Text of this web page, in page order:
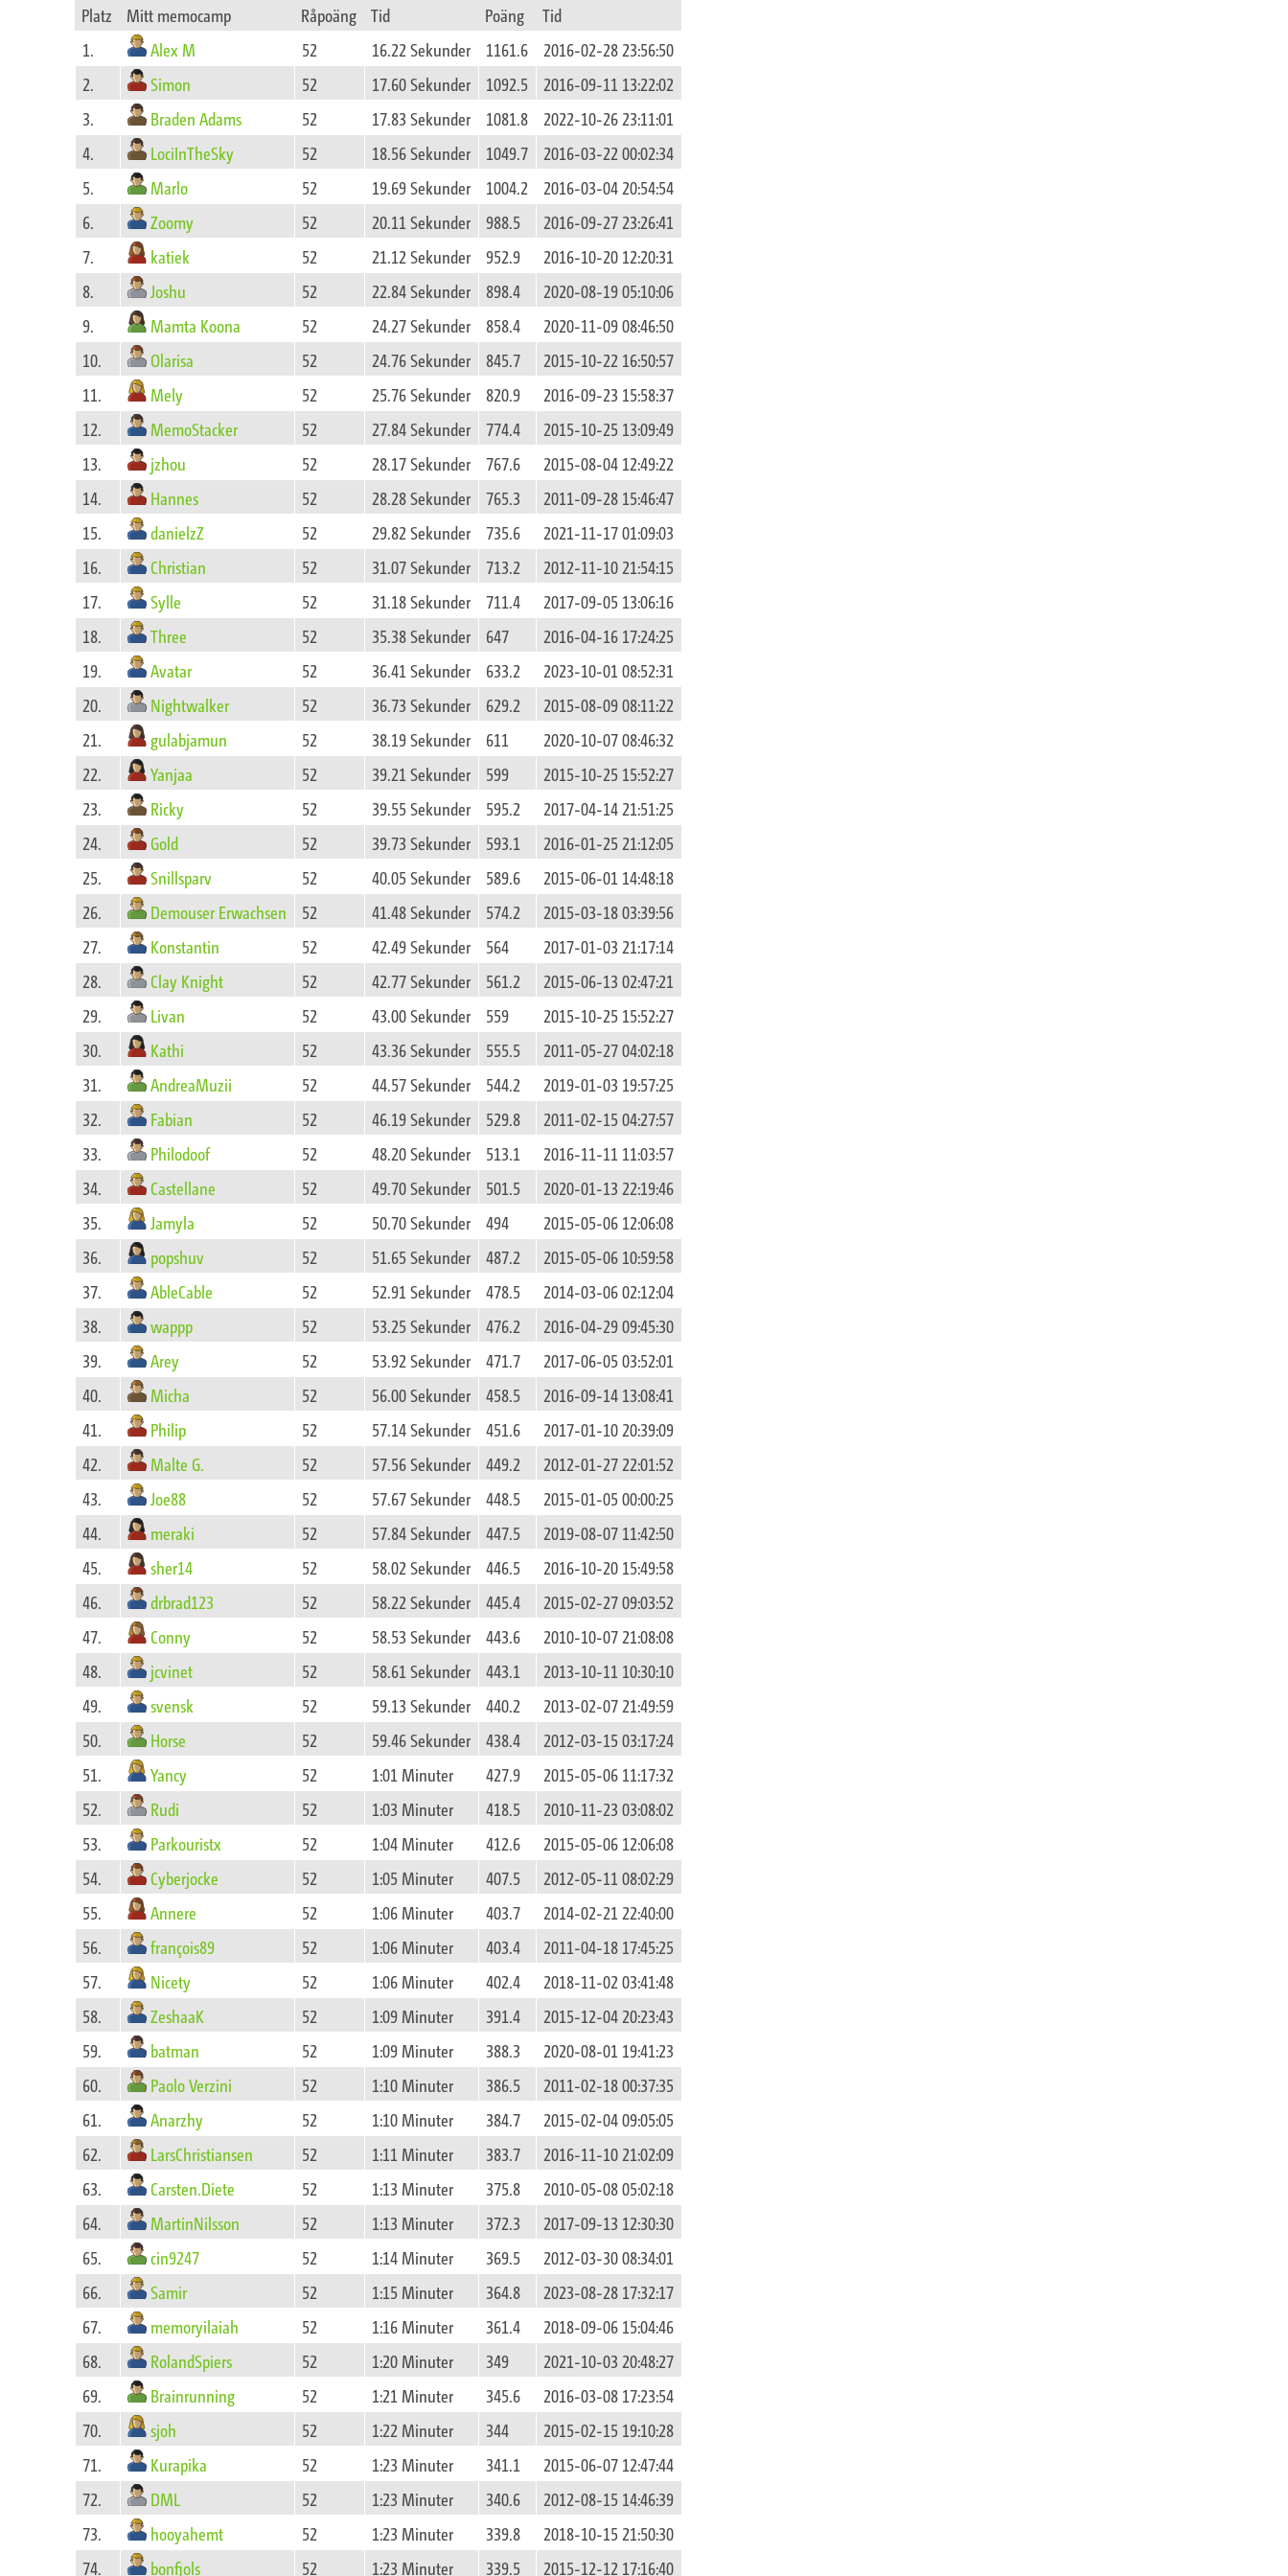
Platz Mitt memocamp Råpoäng Tid Poäng
Tid
1.
Alex M 52 16.22 Sekunder 1161.6
2016-02-28 23:56:50
2.
Simon 52 17.60 Sekunder 1092.5
2016-09-11 13:22:02
3.
Braden Adams 52 17.83 Sekunder 1081.8
2022-10-26 23:11:01
4.
LociInTheSky 52 18.56 Sekunder 1049.7
2016-03-22 00:02:34
5.
Marlo 52 19.69 Sekunder 1004.2
2016-03-04 20:54:54
6.
Zoomy 52 20.11 Sekunder 988.5
2016-09-27 23:26:41
7.
katiek 52 21.12 Sekunder 952.9
2016-10-20 12:20:31
8.
Joshu 52 22.84 Sekunder 898.4
2020-08-19 05:10:06
9.
Mamta Koona 52 24.27 Sekunder 858.4
2020-11-09 08:46:50
10.
Olarisa 52 24.76 Sekunder 845.7
2015-10-22 16:50:57
11.
Mely 52 25.76 Sekunder 820.9
2016-09-23 15:58:37
12.
MemoStacker 52 27.84 Sekunder 774.4
2015-10-25 13:09:49
13.
jzhou 52 28.17 Sekunder 767.6
2015-08-04 12:49:22
14.
Hannes 52 28.28 Sekunder 765.3
2011-09-28 15:46:47
15.
danielzZ 52 29.82 Sekunder 735.6
2021-11-17 01:09:03
16.
Christian 52 31.07 Sekunder 713.2
2012-11-10 21:54:15
17.
Sylle 52 31.18 Sekunder 711.4
2017-09-05 13:06:16
18.
Three 52 35.38 Sekunder 647
2016-04-16 17:24:25
19.
Avatar 52 36.41 Sekunder 633.2
2023-10-01 08:52:31
20.
Nightwalker 52 36.73 Sekunder 629.2
2015-08-09 08:11:22
21.
gulabjamun 52 38.19 Sekunder 611
2020-10-07 08:46:32
22.
Yanjaa 52 39.21 Sekunder 599
2015-10-25 15:52:27
23.
Ricky 52 39.55 Sekunder 595.2
2017-04-14 21:51:25
24.
Gold 52 39.73 Sekunder 593.1
2016-01-25 21:12:05
25.
Snillsparv 52 40.05 Sekunder 589.6
2015-06-01 14:48:18
26.
Demouser Erwachsen 52 41.48 Sekunder 574.2
2015-03-18 03:39:56
27.
Konstantin 52 42.49 Sekunder 564
2017-01-03 21:17:14
28.
Clay Knight 52 42.77 Sekunder 561.2
2015-06-13 02:47:21
29.
Livan 52 43.00 Sekunder 559
2015-10-25 15:52:27
30.
Kathi 52 43.36 Sekunder 555.5
2011-05-27 04:02:18
31.
AndreaMuzii 52 44.57 Sekunder 544.2
2019-01-03 19:57:25
32.
Fabian 52 46.19 Sekunder 529.8
2011-02-15 04:27:57
33.
Philodoof 52 48.20 Sekunder 513.1
2016-11-11 11:03:57
34.
Castellane 52 49.70 Sekunder 501.5
2020-01-13 22:19:46
35.
Jamyla 52 50.70 Sekunder 494
2015-05-06 12:06:08
36.
popshuv 52 51.65 Sekunder 487.2
2015-05-06 10:59:58
37.
AbleCable 52 52.91 Sekunder 478.5
2014-03-06 02:12:04
38.
wappp 52 53.25 Sekunder 476.2
2016-04-29 09:45:30
39.
Arey 52 53.92 Sekunder 471.7
2017-06-05 03:52:01
40.
Micha 52 56.00 Sekunder 458.5
2016-09-14 13:08:41
41.
Philip 52 57.14 Sekunder 451.6
2017-01-10 20:39:09
42.
Malte G. 52 57.56 Sekunder 449.2
2012-01-27 22:01:52
43.
Joe88 52 57.67 Sekunder 448.5
2015-01-05 00:00:25
44.
meraki 52 57.84 Sekunder 447.5
2019-08-07 11:42:50
45.
sher14 52 58.02 Sekunder 446.5
2016-10-20 15:49:58
46.
drbrad123 52 58.22 Sekunder 445.4
2015-02-27 09:03:52
47.
Conny 52 58.53 Sekunder 443.6
2010-10-07 21:08:08
48.
jcvinet 52 58.61 Sekunder 443.1
2013-10-11 10:30:10
49.
svensk 52 59.13 Sekunder 440.2
2013-02-07 21:49:59
50.
Horse 52 59.46 Sekunder 438.4
2012-03-15 03:17:24
51.
Yancy 52 1:01 Minuter 427.9
2015-05-06 11:17:32
52.
Rudi 52 1:03 Minuter 418.5
2010-11-23 03:08:02
53.
Parkouristx 52 1:04 Minuter 412.6
2015-05-06 12:06:08
54.
Cyberjocke 52 1:05 Minuter 407.5
2012-05-11 08:02:29
55.
Annere 52 1:06 Minuter 403.7
2014-02-21 22:40:00
56.
françois89 52 1:06 Minuter 403.4
2011-04-18 17:45:25
57.
Nicety 52 1:06 Minuter 402.4
2018-11-02 03:41:48
58.
ZeshaaK 52 1:09 Minuter 391.4
2015-12-04 20:23:43
59.
batman 52 1:09 Minuter 388.3
2020-08-01 19:41:23
60.
Paolo Verzini 52 1:10 Minuter 386.5
2011-02-18 00:37:35
61.
Anarzhy 52 1:10 Minuter 384.7
2015-02-04 09:05:05
62.
LarsChristiansen 52 1:11 Minuter 383.7
2016-11-10 21:02:09
63.
Carsten.Diete 52 1:13 Minuter 375.8
2010-05-08 05:02:18
64.
MartinNilsson 52 1:13 Minuter 372.3
2017-09-13 12:30:30
65.
cin9247 52 1:14 Minuter 369.5
2012-03-30 08:34:01
66.
Samir 52 1:15 Minuter 364.8
2023-08-28 17:32:17
67.
memoryilaiah 52 1:16 Minuter 361.4
2018-09-06 15:04:46
68.
RolandSpiers 52 1:20 Minuter 349
2021-10-03 20:48:27
69.
Brainrunning 52 1:21 Minuter 345.6
2016-03-08 17:23:54
70.
sjoh 52 1:22 Minuter 344
2015-02-15 19:10:28
71.
Kurapika 52 1:23 Minuter 341.1
2015-06-07 12:47:44
72.
DML 52 1:23 Minuter 340.6
2012-08-15 14:46:39
73.
hooyahemt 52 1:23 Minuter 339.8
2018-10-15 21:50:30
74.
bonfjols 52 1:23 Minuter 339.5 2015-12-12 17:16:40